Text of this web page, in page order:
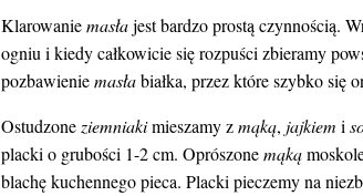
Klarowaniemasłajest bardzo prostą czynnością.
ogniu i kiedy całkowicie się rozpuści zbieramy
pozbawieniemasłabiałka, przez które szybko się
Ostudzone ziemniakimieszamy zmąką, jajkiem i
placki o grubości 1-2 cm. Oprószonemąką
blachę kuchennego pieca. Placki pieczemy na